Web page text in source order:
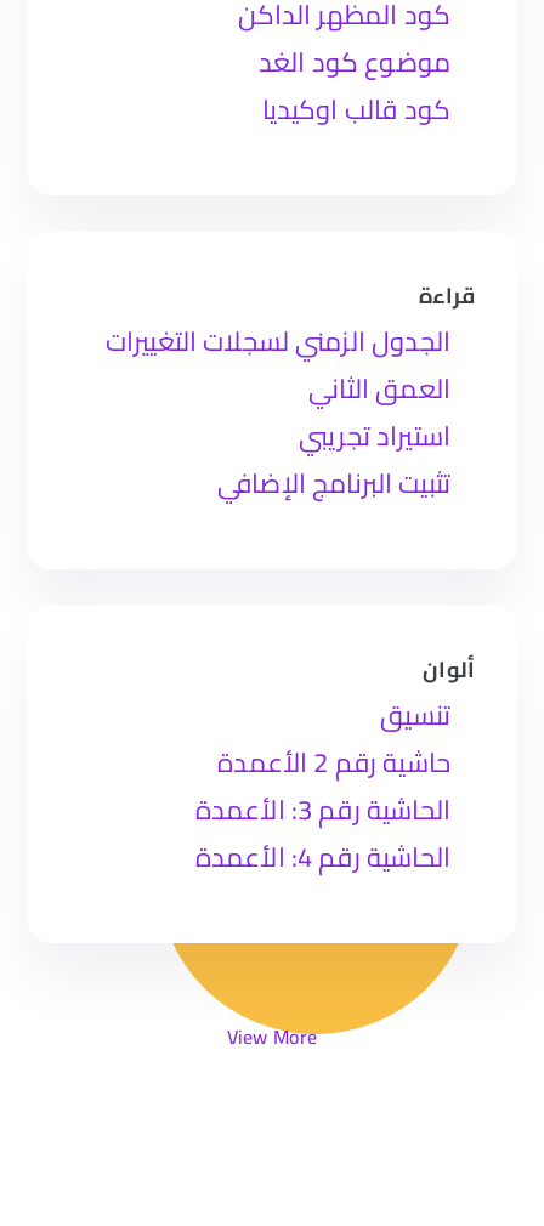
كود المظهر الداكن
موضوع كود الغد
كود قالب اوكيديا
قراءة
الجدول الزمني لسجلات التغييرات
العمق الثاني
استيراد تجريبي
تثبيت البرنامج الإضافي
ألوان
تنسيق
حاشية رقم 2 الأعمدة
الحاشية رقم 3: الأعمدة
الحاشية رقم 4: الأعمدة
View More